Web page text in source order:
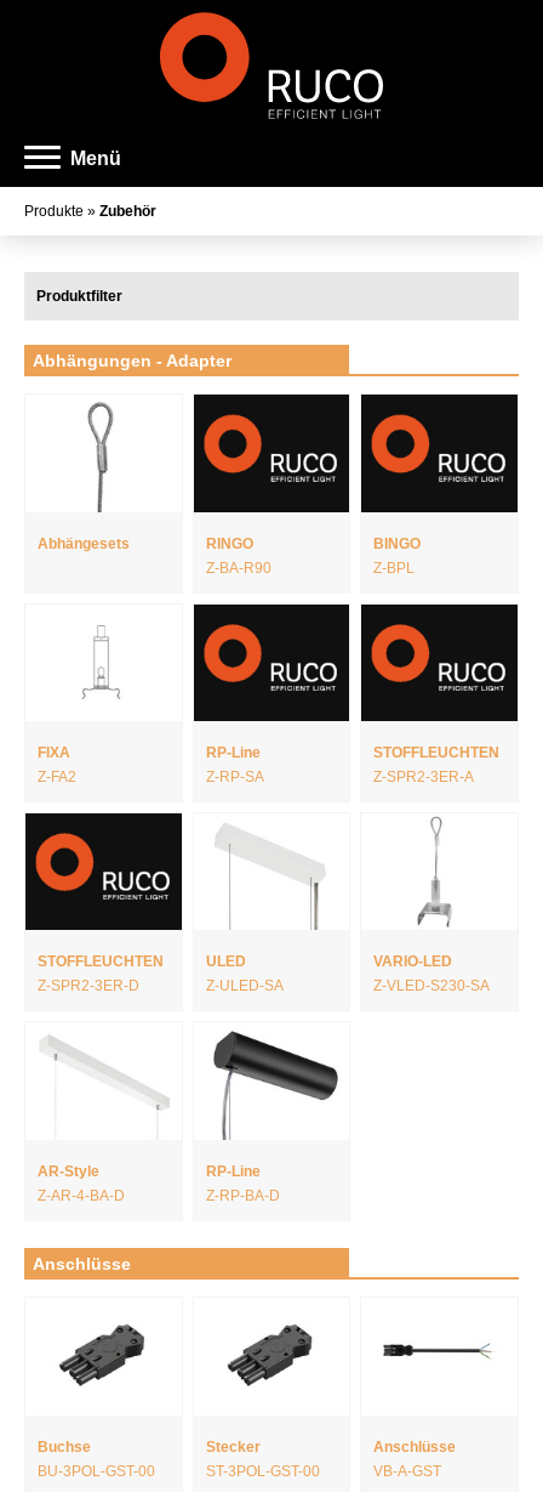
Menü
Produkte » Zubehör
Produktfilter
Farbe
Durchmesser
Abhängungen - Adapter
Abhängesets
RINGO
Z-BA-R90
BINGO
Z-BPL
FIXA
Z-FA2
RP-Line
Z-RP-SA
STOFFLEUCHTEN
Z-SPR2-3ER-A
STOFFLEUCHTEN
Z-SPR2-3ER-D
ULED
Z-ULED-SA
VARIO-LED
Z-VLED-S230-SA
AR-Style
Z-AR-4-BA-D
RP-Line
Z-RP-BA-D
Anschlüsse
Buchse
BU-3POL-GST-00
Stecker
ST-3POL-GST-00
Anschlüsse
VB-A-GST